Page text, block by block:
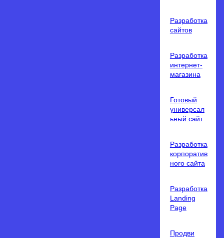
Разработка
сайтов
Разработка
интернет-
магазина
Готовый
универсал
ьный сайт
Разработка
корпоратив
ного сайта
Разработка
Landing
Page
Продви